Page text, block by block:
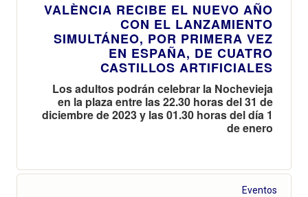
VALÈNCIA RECIBE EL NUEVO AÑO
CON EL LANZAMIENTO
SIMULTÁNEO, POR PRIMERA VEZ
EN ESPAÑA, DE CUATRO
CASTILLOS ARTIFICIALES
Los adultos podrán celebrar la Nochevieja
en la plaza entre las 22.30 horas del 31 de
diciembre de 2023 y las 01.30 horas del día 1
de enero
Eventos